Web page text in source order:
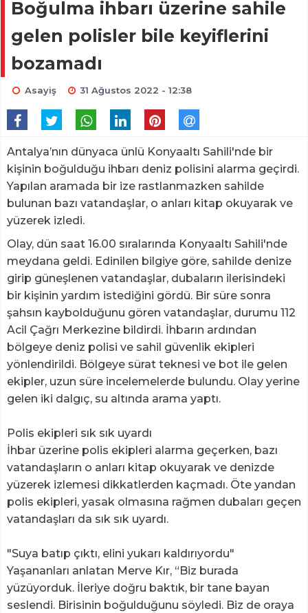
Boğulma ihbarı üzerine sahile
gelen polisler bile keyiflerini
bozamadı
Asayiş 31 Ağustos 2022 - 12:38
Antalya’nın dünyaca ünlü Konyaaltı Sahili'nde bir
kişinin boğulduğu ihbarı deniz polisini alarma geçirdi.
Yapılan aramada bir ize rastlanmazken sahilde
bulunan bazı vatandaşlar, o anları kitap okuyarak ve
yüzerek izledi.
Olay, dün saat 16.00 sıralarında Konyaaltı Sahili'nde
meydana geldi. Edinilen bilgiye göre, sahilde denize
girip güneşlenen vatandaşlar, dubaların ilerisindeki
bir kişinin yardım istediğini gördü. Bir süre sonra
şahsın kaybolduğunu gören vatandaşlar, durumu 112
Acil Çağrı Merkezine bildirdi. İhbarın ardından
bölgeye deniz polisi ve sahil güvenlik ekipleri
yönlendirildi. Bölgeye sürat teknesi ve bot ile gelen
ekipler, uzun süre incelemelerde bulundu. Olay yerine
gelen iki dalgıç, su altında arama yaptı.
Polis ekipleri sık sık uyardı
İhbar üzerine polis ekipleri alarma geçerken, bazı
vatandaşların o anları kitap okuyarak ve denizde
yüzerek izlemesi dikkatlerden kaçmadı. Öte yandan
polis ekipleri, yasak olmasına rağmen dubaları geçen
vatandaşları da sık sık uyardı.
"Suya batıp çıktı, elini yukarı kaldırıyordu"
Yaşananları anlatan Merve Kır, “Biz burada
yüzüyorduk. İleriye doğru baktık, bir tane bayan
seslendi. Birisinin boğulduğunu söyledi. Biz de oraya